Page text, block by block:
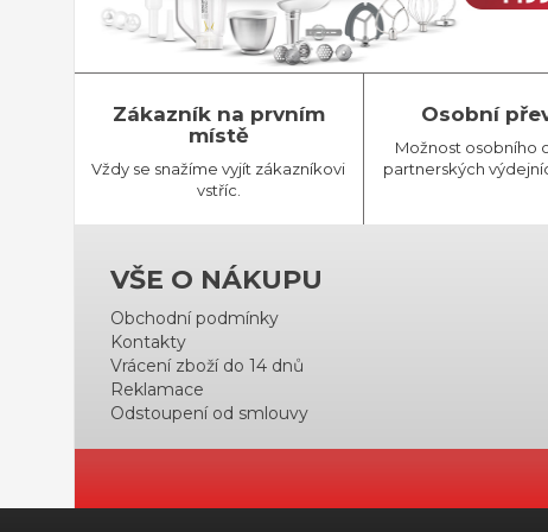
Zákazník na prvním
místě
Vždy se snažíme vyjít zákazníkovi
vstříc.
Osobní
Možnost osobního
partnerských
VŠE O NÁKUPU
Obchodní podmínky
Kontakty
Vrácení zboží do 14 dnů
Reklamace
Odstoupení od smlouvy